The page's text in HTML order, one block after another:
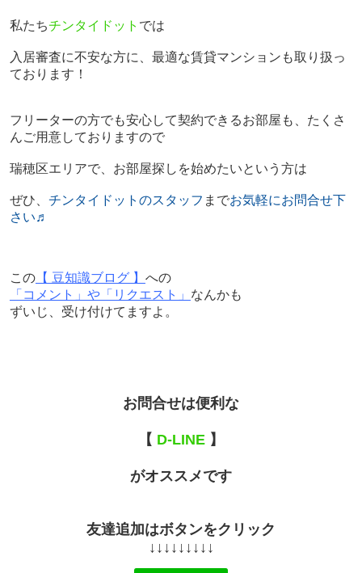
私たちチンタイドット では
入居審査に不安な方に、最適な賃貸マンションも取り扱っ
ております！
フリーターの方でも安心して契約できるお部屋も、たくさ
んご用意しておりますので
瑞穂区エリアで、お部屋探しを始めたいという方は
ぜひ、 チンタイドットのスタッフ までお気軽にお問合せ下
さい♬
この【 豆知識ブログ 】 への
「コメント」や「リクエスト」 なんかも
ずいじ、受け付けてますよ。
お問合せは便利な
【 D-LINE 】
がオススメです
友達追加はボタンをクリック
↓↓↓↓↓↓↓↓↓